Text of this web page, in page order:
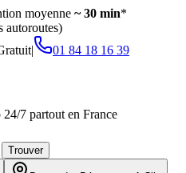
moyenne ~ 30 min*
autoroutes)
| 01 84 18 16 39
7 partout en France
Trouver